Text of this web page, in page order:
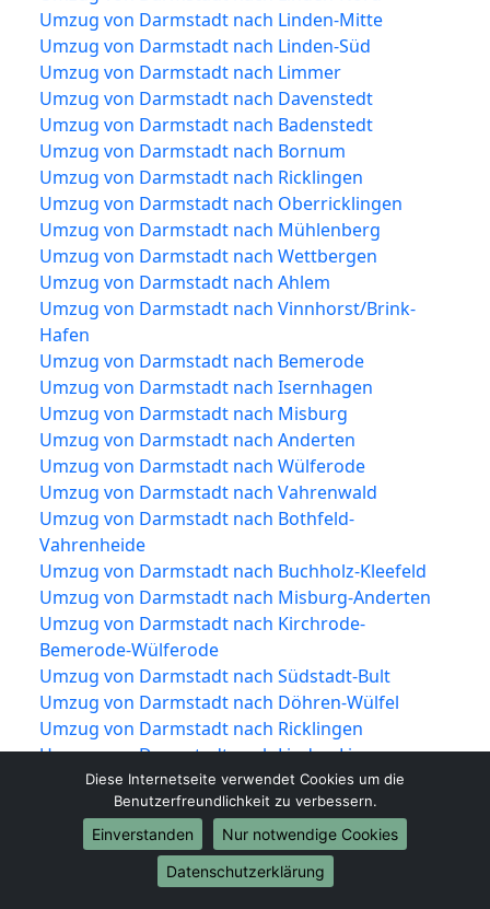
Umzug von Darmstadt nach Linden-Mitte
Umzug von Darmstadt nach Linden-Süd
Umzug von Darmstadt nach Limmer
Umzug von Darmstadt nach Davenstedt
Umzug von Darmstadt nach Badenstedt
Umzug von Darmstadt nach Bornum
Umzug von Darmstadt nach Ricklingen
Umzug von Darmstadt nach Oberricklingen
Umzug von Darmstadt nach Mühlenberg
Umzug von Darmstadt nach Wettbergen
Umzug von Darmstadt nach Ahlem
Umzug von Darmstadt nach Vinnhorst/Brink-
Hafen
Umzug von Darmstadt nach Bemerode
Umzug von Darmstadt nach Isernhagen
Umzug von Darmstadt nach Misburg
Umzug von Darmstadt nach Anderten
Umzug von Darmstadt nach Wülferode
Umzug von Darmstadt nach Vahrenwald
Umzug von Darmstadt nach Bothfeld-
Vahrenheide
Umzug von Darmstadt nach Buchholz-Kleefeld
Umzug von Darmstadt nach Misburg-Anderten
Umzug von Darmstadt nach Kirchrode-
Bemerode-Wülferode
Umzug von Darmstadt nach Südstadt-Bult
Umzug von Darmstadt nach Döhren-Wülfel
Umzug von Darmstadt nach Ricklingen
Umzug von Darmstadt nach Linden-Limmer
Umzug von Darmstadt nach Ahlem-Badenstedt-
Davenstedt
Umzug von Darmstadt nach Herrenhausen-
Diese Internetseite verwendet Cookies um die
Benutzerfreundlichkeit zu verbessern.
Einverstanden
Nur notwendige Cookies
Datenschutzerklärung